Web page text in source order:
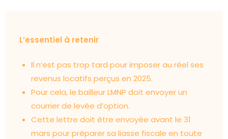
L’essentiel à retenir
Il n’est pas trop tard pour imposer au réel ses
revenus locatifs perçus en 2025.
Pour cela, le bailleur LMNP doit envoyer un
courrier de levée d’option.
Cette lettre doit être envoyée avant le 31
mars pour préparer sa liasse fiscale en toute